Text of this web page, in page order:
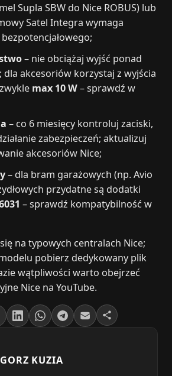
Supla SBW do Nice ROBUS) lub
Satel Integra wymaga
– nie obciążaj wyjść ponad
dla akcesoriów korzystaj z wyjścia
max 10 W– sprawdź w
– co 6 miesięcy kontroluj zaciski,
zabezpieczeń; aktualizuj
akcesoriów Nice;
– dla bram garażowych (np. Avio
przydatne są dodatki
– sprawdź kompatybilność w
na typowych centralach Nice;
pobierz dedykowany plik
wątpliwości warto obejrzeć
Nice na YouTube.
KUZIA